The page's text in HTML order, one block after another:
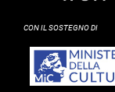
CON IL SOSTEGNO DI